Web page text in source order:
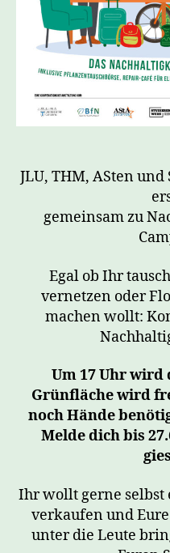
JLU, THM, ASten
gemeinsam zu
Egal ob Ihr
vernetzen oder
machen wollt:
Um 17 Uhr
Grünfläche wird
noch Hände
Melde dich bis
Ihr wollt gerne selbst
verkaufen und
unter die Leute